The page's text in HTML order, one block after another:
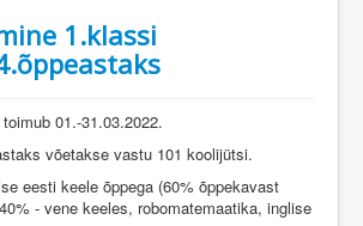
1.klassi
01.-31.03.2022.
võetakse vastu 101 koolijütsi.
eesti keele õppega (60% õppekavast
- vene keeles, robomatemaatika, inglise